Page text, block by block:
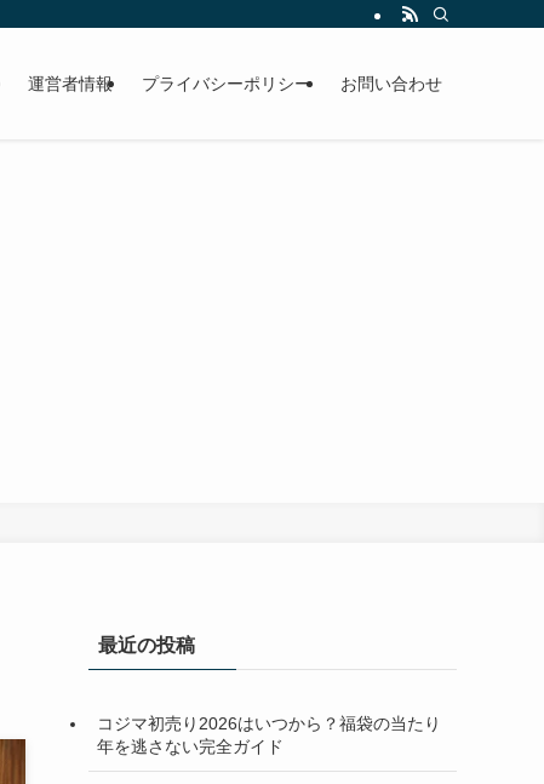
運営者情報 プライバシーポリシー お問い合わせ
最近の投稿
コジマ初売り2026はいつから？福袋の当たり
年を逃さない完全ガイド